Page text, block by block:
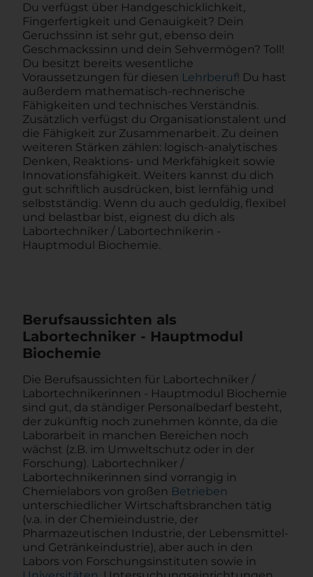
Du verfügst über Handgeschicklichkeit,
Fingerfertigkeit und Genauigkeit? Dein
Geruchssinn ist sehr gut, ebenso dein
Geschmackssinn und dein Sehvermögen? Toll!
Du besitzt bereits wesentliche
Voraussetzungen für diesen Lehrberuf! Du hast
außerdem mathematisch-rechnerische
Fähigkeiten und technisches Verständnis.
Zusätzlich verfügst du Organisationstalent und
die Fähigkeit zur Zusammenarbeit. Zu deinen
weiteren Stärken zählen: logisch-analytisches
Denken, Reaktions- und Merkfähigkeit sowie
Innovationsfähigkeit. Weiters kannst du dich
gut schriftlich ausdrücken, bist lernfähig und
selbstständig. Wenn du auch geduldig, flexibel
und belastbar bist, eignest du dich als
Labortechniker / Labortechnikerin -
Hauptmodul Biochemie.
Berufsaussichten als
Labortechniker - Hauptmodul
Biochemie
Die Berufsaussichten für Labortechniker /
Labortechnikerinnen - Hauptmodul Biochemie
sind gut, da ständiger Personalbedarf besteht,
der zukünftig noch zunehmen könnte, da die
Laborarbeit in manchen Bereichen noch
wächst (z.B. im Umweltschutz oder in der
Forschung). Labortechniker /
Labortechnikerinnen sind vorrangig in
Chemielabors von großen Betrieben
unterschiedlicher Wirtschaftsbranchen tätig
(v.a. in der Chemieindustrie, der
Pharmazeutischen Industrie, der Lebensmittel-
und Getränkeindustrie), aber auch in den
Labors von Forschungsinstituten sowie in